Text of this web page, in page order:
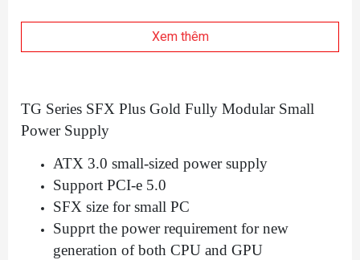
24 Pin 300mm Motherboard x1
8 Pin (4+4) x2 400mm + 120mm EPS CPU
Power x1
8 Pin (6+2) x2 400mm + 120mm PCIE
Power x2
SATA x3 120mm + 120mm + 120mm x2
MOLEX x3 120mm + 120mm + 120mm x1
Xem thêm
TG Series SFX Plus Gold Fully Modular Small
Power Supply
ATX 3.0 small-sized power supply
Support PCI-e 5.0
SFX size for small PC
Supprt the power requirement for new
generation of both CPU and GPU